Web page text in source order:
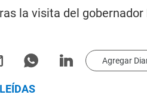
la visita del gobernador
Agregar